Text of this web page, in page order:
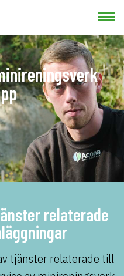
relaterade
tjänster relaterade till